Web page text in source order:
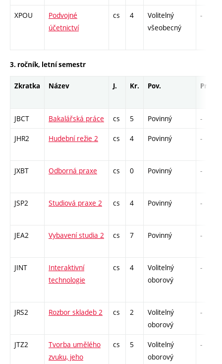
XPOU
Podvojné
účetnictví
cs 4
Volitelný
všeobecný
-
3. ročník, letní semestr
Zkratka Název J. Kr. Pov. Prof.
JBCT Bakalářská práce cs 5 Povinný -
JHR2 Hudební režie 2 cs 4 Povinný -
JXBT Odborná praxe cs 0 Povinný -
JSP2 Studiová praxe 2 cs 4 Povinný -
JEA2 Vybavení studia 2 cs 7 Povinný -
JINT
Interaktivní
technologie
cs 4
Volitelný
oborový
-
JRS2 Rozbor skladeb 2 cs 2
Volitelný
oborový
-
JTZ2
Tvorba umělého
zvuku, jeho
cs 5
Volitelný
oborový
-